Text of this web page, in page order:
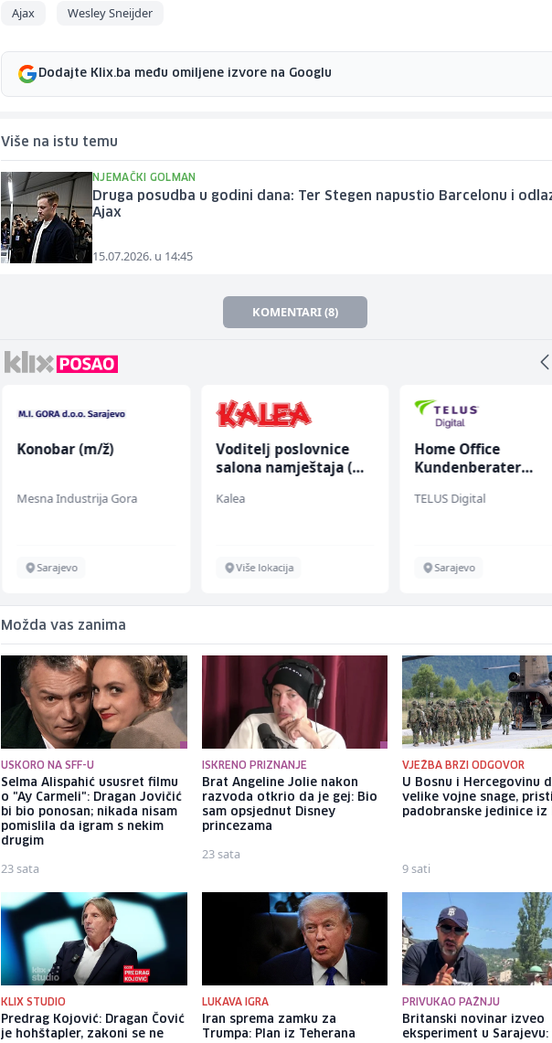
Ajax Wesley Sneijder
Dodajte Klix.ba među omiljene izvore na Googlu
Više na istu temu
NJEMAČKI GOLMAN
Druga posudba u godini dana: Ter Stegen napustio Barcelonu i
Ajax
15.07.2026. u 14:45
KOMENTARI (8)
Konobar (m/ž)
Mesna Industrija Gora
Sarajevo
Voditelj poslovnice
salona namještaja (m/
Kalea
Više lokacija
Home Office
Kundenberater
TELUS Digital
Sarajevo
Možda vas zanima
USKORO NA SFF-U
Selma Alispahić ususret filmu
o "Ay Carmeli": Dragan Jovičić
bi bio ponosan; nikada nisam
pomislila da igram s nekim
drugim
23 sata
ISKRENO PRIZNANJE
Brat Angeline Jolie nakon
razvoda otkrio da je gej: Bio
sam opsjednut Disney
princezama
23 sata
VJEŽBA BRZI ODGOVOR
U Bosnu i Hercegovinu
velike vojne snage,
padobranske jedinice iz
9 sati
KLIX STUDIO
Predrag Kojović: Dragan Čović
je hohštapler, zakoni se ne
LUKAVA IGRA
Iran sprema zamku za
Trumpa: Plan iz Teherana
PRIVUKAO PAŽNJU
Britanski novinar izveo
eksperiment u Sarajevu: